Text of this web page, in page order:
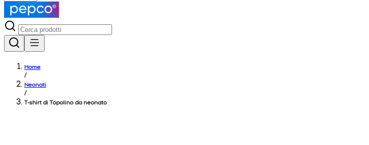
Home
/
Neonati
/
T-shirt di Topolino da neonato